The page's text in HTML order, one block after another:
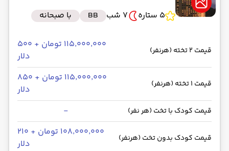
5 ستاره
7 شب BB با صبحانه
قیمت 2 تخته (هرنفر)
۱۱۵٬۰۰۰٬۰۰۰ تومان + ۵۰۰
دلار
قیمت 1 تخته (هرنفر)
۱۱۵٬۰۰۰٬۰۰۰ تومان + ۸۵۰
دلار
قیمت کودک با تخت (هر نفر) -
قیمت کودک بدون تخت (هرنفر)
۱۰۸٬۰۰۰٬۰۰۰ تومان + ۲۱۰
دلار